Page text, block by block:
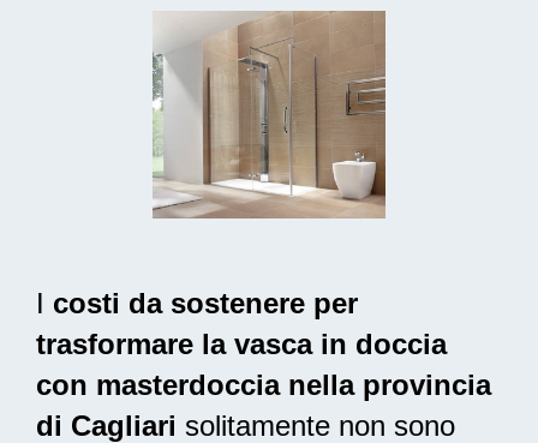
I costi da sostenere per
trasformare la vasca in doccia
con masterdoccia nella provincia
di Cagliari solitamente non sono